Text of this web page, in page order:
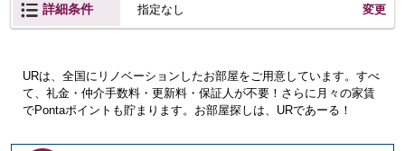
詳細条件 指定なし 変更
URは、全国にリノベーションしたお部屋をご用意しています。すべ
て、礼金・仲介手数料・更新料・保証人が不要！さらに月々の家賃
でPontaポイントも貯まります。お部屋探しは、URであーる！